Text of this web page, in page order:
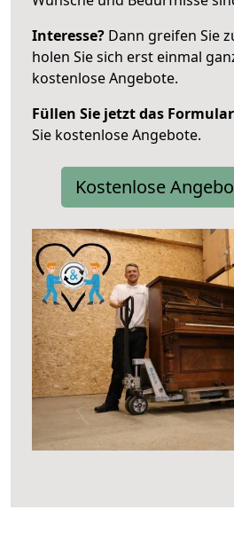
Interesse? Dann greifen Sie
holen Sie sich erst einmal
kostenlose Angebote.
Füllen Sie jetzt das
Sie kostenlose Angebote.
Kostenlose